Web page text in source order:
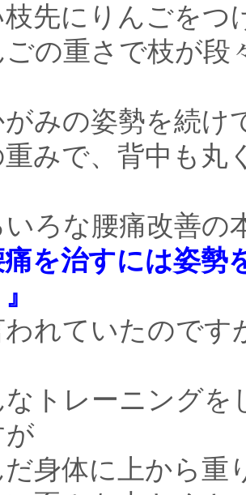
先にりんごをつ
ごの重さで枝が
みの姿勢を続け
みで、背中も丸
いろな腰痛改善の
痛を治すには姿
われていたのです
なトレーニング
が
身体に上から重